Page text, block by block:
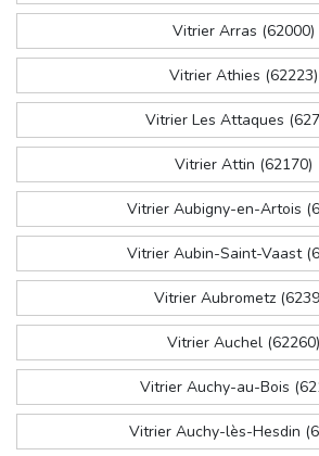
Vitrier Arras (62000)
Vitrier Athies (62223)
Vitrier Les Attaques
Vitrier Attin (62170)
Vitrier Aubigny-en-Artois
Vitrier Aubin-Saint-Vaast
Vitrier Aubrometz
Vitrier Auchel (62260)
Vitrier Auchy-au-Bois
Vitrier Auchy-lès-Hesdin